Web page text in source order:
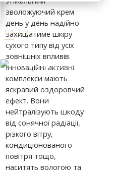
UA EN
зволожуючий крем
день у день надійно
захищатиме шкіру
сухого типу від усіх
зовнішніх впливів.
Інноваційні активні
комплекси мають
яскравий оздоровчий
ефект. Вони
нейтралізують шкоду
від сонячної радіації,
різкого вітру,
кондиціонованого
повітря тощо,
наситять вологою та